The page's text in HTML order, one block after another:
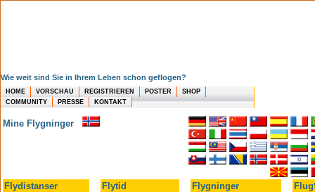
Wie weit sind Sie in Ihrem Leben schon geflogen?
HOME VORSCHAU REGISTRIEREN POSTER
SHOP
COMMUNITY
PRESSE KONTAKT
Mine Flygninger
Flydistanser Flytid Flygninger